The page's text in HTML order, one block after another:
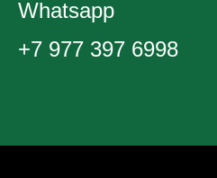
Whatsapp
+7 977 397 6998